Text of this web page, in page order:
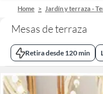
Home Jardín y terraza -
Mesas de terraza
Retira desde 120 min